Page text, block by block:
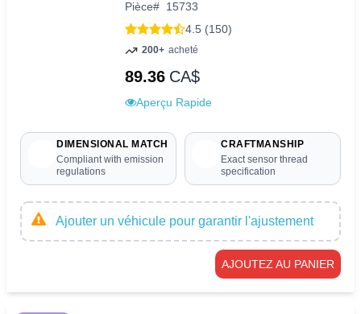
Pièce# 15733
4.5 (150)
200+ acheté
89.36 CA$
Aperçu Rapide
DIMENSIONAL MATCH
Compliant with emission
regulations
CRAFTMANSHIP
Exact sensor thread
specification
Ajouter un véhicule pour garantir l'ajustement
AJOUTEZ AU PANIER